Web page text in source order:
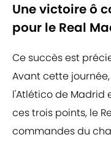
Une victoire ô
pour le Real
Ce succès est
Avant cette
l'Atlético de Madrid
ces trois points, le
commandes du